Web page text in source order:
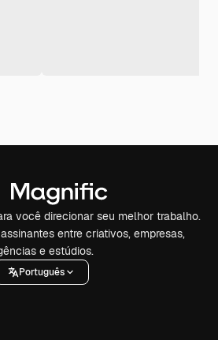
você direcionar seu melhor trabalho.
entre criativos, empresas,
e estúdios.
Português